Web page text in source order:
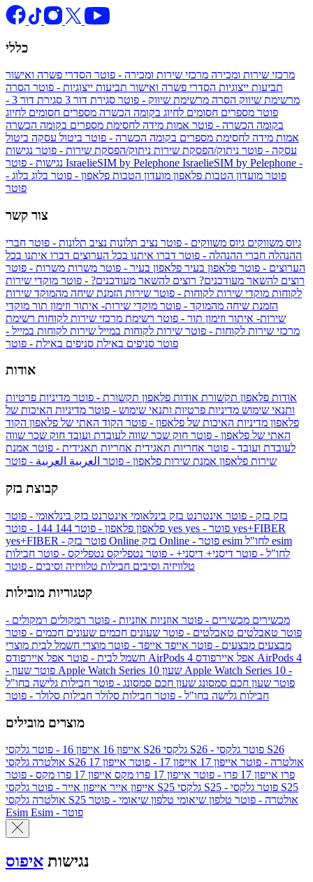
כללי
מרכזי שירות ומכירה מרכזי שירות ומכירה - פוטר הסדרי פשרה ואישור
תביעות ייצוגיות הסדרי פשרה ואישור תביעות ייצוגיות - פוטר הסרה
מרשימת שיווק הסרה מרשימת שיווק - פוטר סגירת דור 3
סגירת דור 3 -
פוטר מספרים חסומים לחיוג בקומה הכשרה מספרים חסומים לחיוג
בקומה הכשרה - פוטר אמות מידה לחסימת מספרים בקומה הכשרה
אמות מידה לחסימת מספרים בקומה הכשרה - פוטר ביטול עסקה ביטול
עסקה - פוטר ניתוק/הפסקת שירות ניתוק/הפסקת שירות - פוטר נגישות
IsraelieSIM by Pelephone IsraelieSIM by Pelephone -
פוטר מועדון הטבות פלאפון מועדון הטבות פלאפון - פוטר בלוג בלוג -
פוטר
צור קשר
גיוס משווקים גיוס משווקים - פוטר נציב תלונות נציב תלונות - פוטר חברי
ההנהלה חברי ההנהלה - פוטר דברו איתנו בכל הערוצים דברו איתנו בכל
הערוצים - פוטר פלאפון בעיר פלאפון בעיר - פוטר משרות משרות - פוטר
רוצים להשאר מעודכנים? רוצים להשאר מעודכנים? - פוטר מוקדי שירות
לקוחות מוקדי שירות לקוחות - פוטר שירות הזמנת שיחה מהמוקד שירות
הזמנת שיחה מהמוקד - פוטר מוקדי שירות- איתור וזימון תור מוקדי
שירות- איתור וזימון תור - פוטר רשימת מרכזי שירות לקוחות רשימת
מרכזי שירות לקוחות - פוטר שירות לקוחות במייל שירות לקוחות במייל -
פוטר סניפים באילת סניפים באילת - פוטר
אודות
אודות פלאפון תקשורת אודות פלאפון תקשורת - פוטר מדיניות פרטיות
ותנאי שימוש מדיניות פרטיות ותנאי שימוש - פוטר מדיניות האיכות של
פלאפון מדיניות האיכות של פלאפון - פוטר הקוד האתי של פלאפון הקוד
האתי של פלאפון - פוטר חוק שכר שווה לעובדת ועובד חוק שכר שווה
לעובדת ועובד - פוטר אחריות תאגידית אחריות תאגידית - פוטר אמנת
שירות פלאפון אמנת שירות פלאפון - פוטר العربية العربية - פוטר
קבוצת בזק
בזק בזק - פוטר אינטרנט בזק בינלאומי אינטרנט בזק בינלאומי - פוטר
פלאפון פלאפון - פוטר 144 yes
yes+FIBER
yes+FIBER - פוטר בזק Online
esim
לחו"ל - פוטר דיסני+ דיסני+ - פוטר נטפליקס נטפליקס - פוטר חבילות
טלוויזיה וסיבים חבילות טלוויזיה וסיבים - פוטר
קטגוריות מובילות
מכשירים מכשירים - פוטר אוזניות אוזניות - פוטר רמקולים רמקולים -
פוטר טאבלטים טאבלטים - פוטר שעונים חכמים שעונים חכמים - פוטר
מבצעים מבצעים - פוטר אייפד אייפד - פוטר מוצרי חשמל לבית מוצרי
חשמל לבית - פוטר אפל איירפודס AirPods 4 אפל איירפודס AirPods 4
- פוטר שעון Apple Watch Series 10 שעון Apple Watch Series 10 -
פוטר שעון חכם סמסונג שעון חכם סמסונג - פוטר חבילות גלישה בחו"ל
חבילות גלישה בחו"ל - פוטר חבילות סלולר חבילות סלולר - פוטר
מוצרים מובילים
אייפון 16 אייפון 16 - פוטר גלקסי S26 גלקסי S26 - פוטר גלקסי S26
אולטרה
גלקסי S26 אולטרה - פוטר אייפון 17 אייפון 17 - פוטר
אייפון 17
פרו אייפון 17 פרו - פוטר אייפון 17 פרו מקס
אייפון 17 פרו מקס - פוטר
אייפון אייר אייפון אייר - פוטר גלקסי S25 גלקסי S25 - פוטר גלקסי S25
אולטרה
גלקסי S25 אולטרה - פוטר טלפון שיאומי טלפון שיאומי - פוטר
Esim
Esim - פוטר
נגישות איפוס